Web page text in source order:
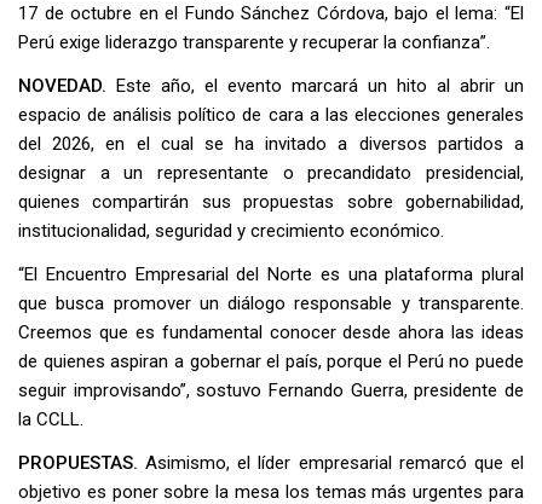
17 de octubre en el Fundo Sánchez Córdova, bajo el lema: “El
Perú exige liderazgo transparente y recuperar la confianza”.
NOVEDAD. Este año, el evento marcará un hito al abrir un
espacio de análisis político de cara a las elecciones generales
del 2026, en el cual se ha invitado a diversos partidos a
designar a un representante o precandidato presidencial,
quienes compartirán sus propuestas sobre gobernabilidad,
institucionalidad, seguridad y crecimiento económico.
“El Encuentro Empresarial del Norte es una plataforma plural
que busca promover un diálogo responsable y transparente.
Creemos que es fundamental conocer desde ahora las ideas
de quienes aspiran a gobernar el país, porque el Perú no puede
seguir improvisando”, sostuvo Fernando Guerra, presidente de
la CCLL.
PROPUESTAS. Asimismo, el líder empresarial remarcó que el
objetivo es poner sobre la mesa los temas más urgentes para